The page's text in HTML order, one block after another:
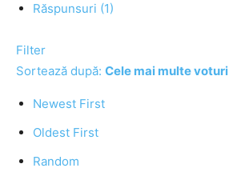
Răspunsuri (1)
Filter
Sortează după: Cele mai multe voturi
Newest First
Oldest First
Random